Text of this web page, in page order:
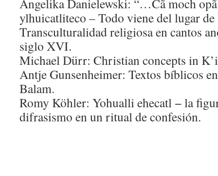
Angelika Danielewski: “…Cã moch
ylhuicatliteco – Todo viene del lugar
Transculturalidad religiosa en cantos
siglo XVI.
Michael Dürr: Christian concepts in
Antje Gunsenheimer: Textos bíblicos
Balam.
Romy Köhler: Yohualli ehecatl − la
difrasismo en un ritual de confesión.